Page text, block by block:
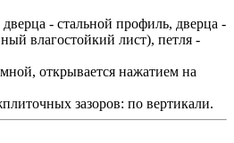
- стальной профиль, дверца -
влагостойкий лист), петля -
открывается нажатием на
зазоров: по вертикали.